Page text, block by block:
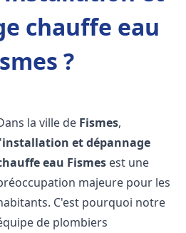
chauffe eau
?
la ville de Fismes,
installation et dépannage
eau Fismes est une
majeure pour les
C'est pourquoi notre
de plombiers